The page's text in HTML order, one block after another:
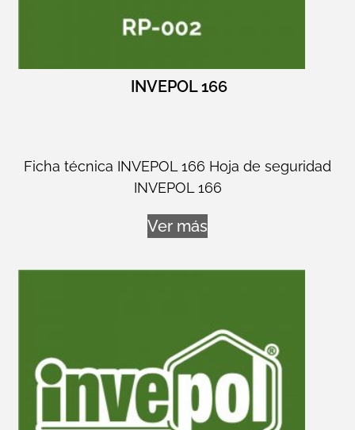
INVEPOL 166
Ficha técnica INVEPOL 166 Hoja de seguridad
INVEPOL 166
Ver más